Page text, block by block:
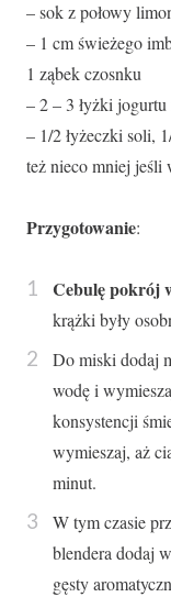
– sok z połowy
– 1 cm świeżego
1 ząbek czosnku
– 2 – 3 łyżki
– 1/2 łyżeczki soli,
też nieco mniej jeśli
Przygotowanie:
Cebulę pokrój
krążki były
Do miski dodaj
wodę i
konsystencji
wymieszaj, aż
minut.
W tym czasie
blendera dodaj
gęsty